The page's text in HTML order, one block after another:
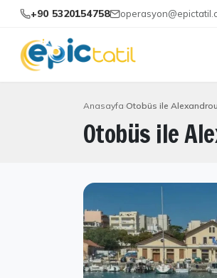
+90 5320154758
Anasayfa Otobüs ile
Otobüs ile